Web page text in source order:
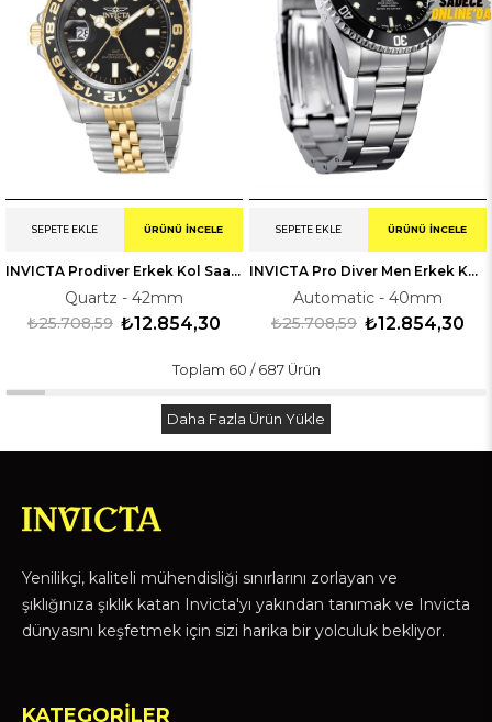
INVICTA Prodiver Erkek Kol Saati 243974
Quartz - 42mm
₺12.854,30
₺25.708,59
SEPETE EKLE ÜRÜNÜ İNCELE
INVICTA Pro Diver Men Erkek Kol Saati 38926OB
Automatic - 40mm
₺12.854,30
₺25.708,59
SEPETE EKLE ÜRÜNÜ İNCELE
Toplam 60 / 687Ürün
Daha Fazla Ürün Yükle
Yenilikçi, kaliteli mühendisliği sınırlarını zorlayan ve
şıklığınıza şıklık katan Invicta'yı yakından tanımak ve Invicta
dünyasını keşfetmek için sizi harika bir yolculuk bekliyor.
KATEGORİLER